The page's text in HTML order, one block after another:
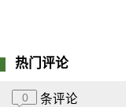
热门评论
0 条评论